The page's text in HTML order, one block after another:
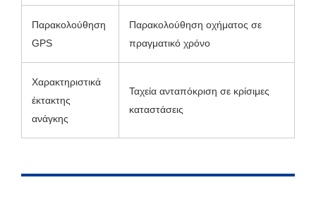
Παρακολούθηση
GPS
Παρακολούθηση οχήματος σε
πραγματικό χρόνο
Χαρακτηριστικά
έκτακτης
ανάγκης
Ταχεία ανταπόκριση σε κρίσιμες
καταστάσεις